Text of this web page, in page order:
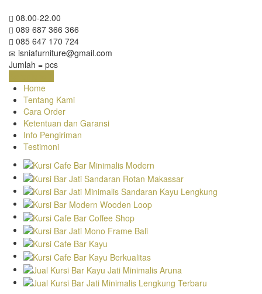
08.00-22.00
089 687 366 366
085 647 170 724
isniafurniture@gmail.com
Jumlah = pcs
Home
Tentang Kami
Cara Order
Ketentuan dan Garansi
Info Pengiriman
Testimoni